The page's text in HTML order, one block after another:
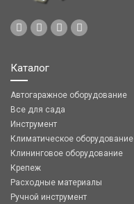
Каталог
Автогаражное оборудование
Все для сада
Инструмент
Климатическое оборудование
Клининговое оборудование
Крепеж
Расходные материалы
Ручной инструмент